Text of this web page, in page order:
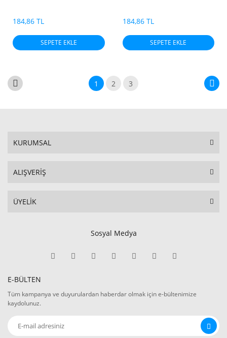
184,86 TL
SEPETE EKLE
184,86 TL
SEPETE EKLE
1 2 3
KURUMSAL
ALIŞVERİŞ
ÜYELİK
Sosyal Medya
E-BÜLTEN
Tüm kampanya ve duyurulardan haberdar olmak için e-bültenimize
kaydolunuz.